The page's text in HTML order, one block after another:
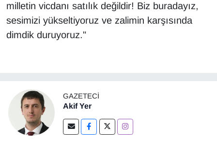
milletin vicdanı satılık değildir! Biz buradayız,
sesimizi yükseltiyoruz ve zalimin karşısında
dimdik duruyoruz."
GAZETECI
Akif Yer